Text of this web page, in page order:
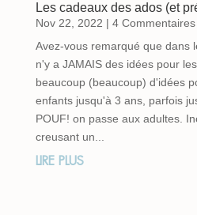
Les cadeaux des ados (et
Nov 22, 2022 | 4 Commentaires
Avez-vous remarqué que dans
n'y a JAMAIS des idées pour
beaucoup (beaucoup) d'idées
enfants jusqu'à 3 ans, parfois
POUF! on passe aux adultes.
creusant un...
LIRE PLUS